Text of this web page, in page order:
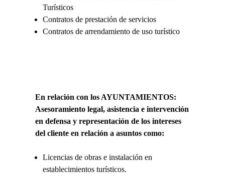
Turísticos
Contratos de prestación de servicios
Contratos de arrendamiento de uso turístico
En relación con los AYUNTAMIENTOS:
Asesoramiento legal, asistencia e intervención
en defensa y representación de los intereses
del cliente en relación a asuntos como:
Licencias de obras e instalación en
establecimientos turísticos.